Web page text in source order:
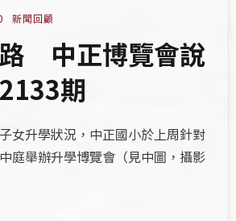
新聞回顧
中正博覽會說
期
女升學狀況，中正國小於上周針對
庭舉辦升學博覽會（見中圖，攝影